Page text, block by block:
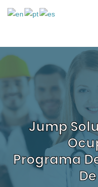
Jump
Programa